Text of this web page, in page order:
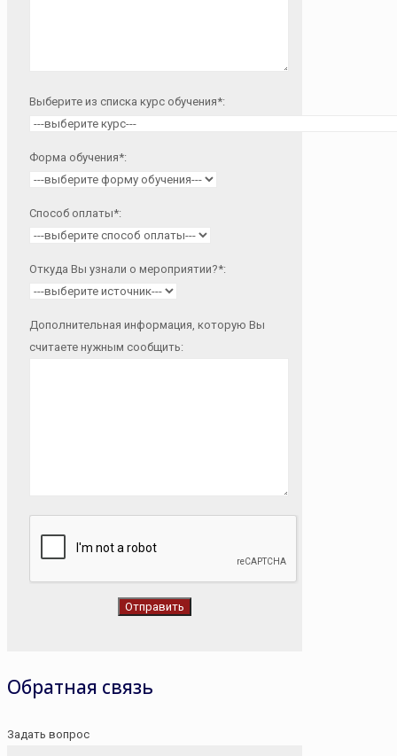
Выберите из списка курс обучения*:
Форма обучения*:
Способ оплаты*:
Откуда Вы узнали о мероприятии?*:
Дополнительная информация, которую Вы
считаете нужным сообщить:
Обратная связь
Задать вопрос